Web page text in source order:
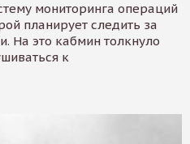
мониторинга операций
планирует следить за
На это кабмин толкнуло
к